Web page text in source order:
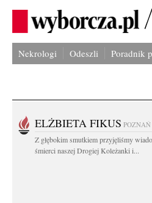
Nekrologi Odeszli Poradnik
ELŻBIETA FIKUS POZNAŃ
Z głębokim smutkiem przyjęliśmy
śmierci naszej Drogiej Koleżanki i...